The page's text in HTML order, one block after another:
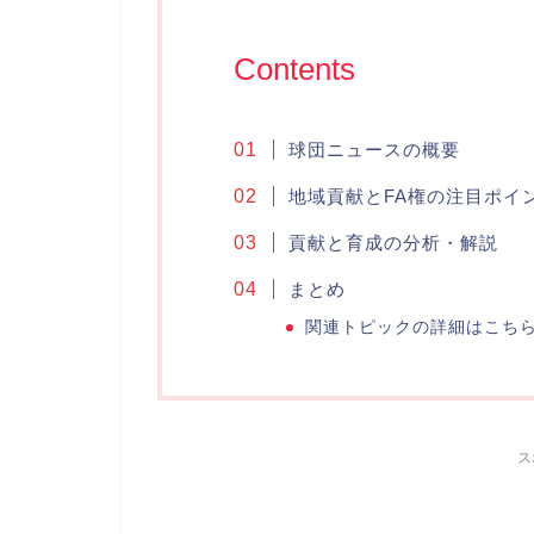
Contents
球団ニュースの概要
地域貢献とFA権の注目ポイ
貢献と育成の分析・解説
まとめ
関連トピックの詳細はこちら